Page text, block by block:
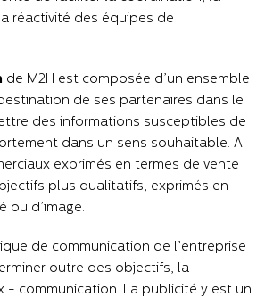
réactivité des équipes de
de M2H est composée d’un ensemble
de ses partenaires dans le
des informations susceptibles de
dans un sens souhaitable. A
exprimés en termes de vente
plus qualitatifs, exprimés en
ou d’image.
de communication de l’entreprise
outre des objectifs, la
- communication. La publicité y est un